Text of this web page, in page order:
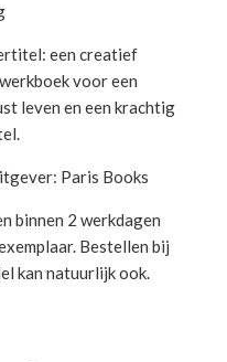
een creatief
voor een
leven en een krachtig
Paris Books
binnen 2 werkdagen
Bestellen bij
kan natuurlijk ook.